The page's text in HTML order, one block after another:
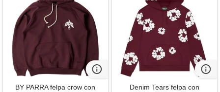
BY PARRA felpa crow con
Denim Tears felpa con